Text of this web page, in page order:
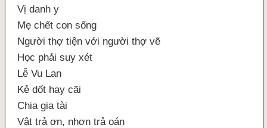
Vị danh y
Mẹ chết con sống
Người thợ tiện với người thợ vẽ
Học phải suy xét
Lễ Vu Lan
Kẻ dốt hay cãi
Chia gia tài
Vật trả ơn, nhơn trả oán